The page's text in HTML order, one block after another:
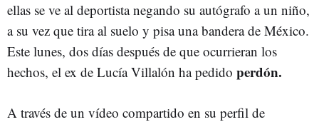
ellas se ve al deportista negando su autógrafo a un niño,
a su vez que tira al suelo y pisa una bandera de México.
Este lunes, dos días después de que ocurrieran los
hechos, el ex de Lucía Villalón ha pedido perdón.
A través de un vídeo compartido en su perfil de